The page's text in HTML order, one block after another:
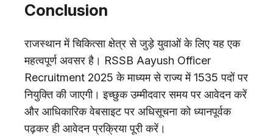
Conclusion
राजस्थान में चिकित्सा क्षेत्र से जुड़े युवाओं के लिए यह एक
महत्वपूर्ण अवसर है। RSSB Aayush Officer
Recruitment 2025 के माध्यम से राज्य में 1535 पदों पर
नियुक्ति की जाएगी। इच्छुक उम्मीदवार समय पर आवेदन करें
और आधिकारिक वेबसाइट पर अधिसूचना को ध्यानपूर्वक
पढ़कर ही आवेदन प्रक्रिया पूरी करें।